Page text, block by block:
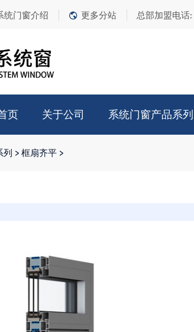
统门窗介绍 更多分站 总部加盟电话:
页 关于公司 系统门窗产品系列
> 框扇齐平 >